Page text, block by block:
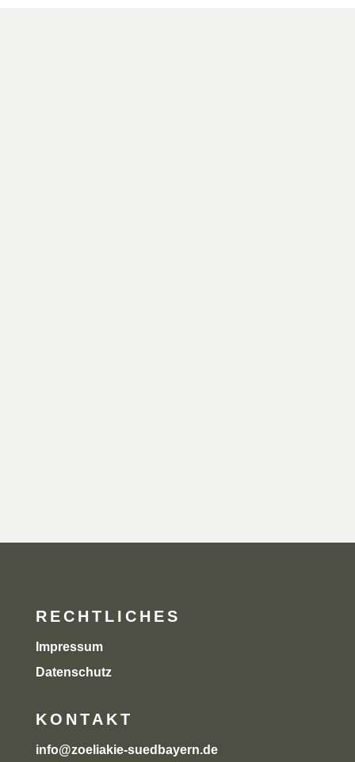
RECHTLICHES
Impressum
Datenschutz
KONTAKT
info@zoeliakie-suedbayern.de